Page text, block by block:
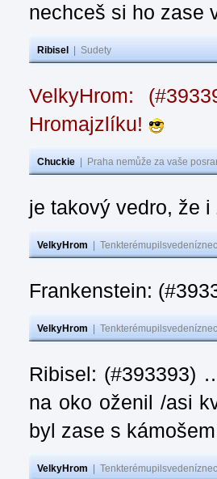
nechceš si ho zase
Ribisel Sudety
VelkyHrom:
Hromajzlíku!
Chuckie Praha nemůže za vaše
je takový vedro, že
VelkyHrom
Frankenstein:
VelkyHrom
Ribisel: (#393393)
na oko oženil /asi
byl zase s
VelkyHrom